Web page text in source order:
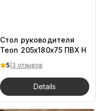
Стол руководителя
Teon 205х180х75 ПВХ H
5 3 отзывов
Details